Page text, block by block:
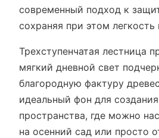
современный подход к
сохраняя при этом легкость
Трехступенчатая лестница
мягкий дневной свет
благородную фактуру
идеальный фон для
пространства, где можно
на осенний сад или просто